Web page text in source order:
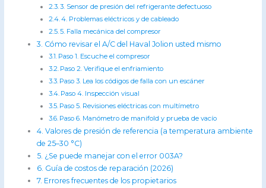
3. Sensor de presión del refrigerante defectuoso
4. Problemas eléctricos y de cableado
5. Falla mecánica del compresor
Cómo revisar el A/C del Haval Jolion usted mismo
Paso 1. Escuche el compresor
Paso 2. Verifique el enfriamiento
Paso 3. Lea los códigos de falla con un escáner
Paso 4. Inspección visual
Paso 5. Revisiones eléctricas con multímetro
Paso 6. Manómetro de manifold y prueba de vacío
Valores de presión de referencia (a temperatura ambiente
de 25–30 °C)
¿Se puede manejar con el error 003A?
Guía de costos de reparación (2026)
Errores frecuentes de los propietarios